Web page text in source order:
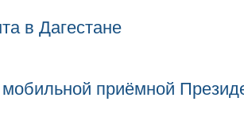
в Дагестане
приёмной